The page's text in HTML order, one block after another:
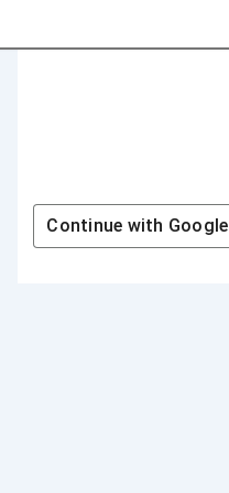
Continue withGoogle